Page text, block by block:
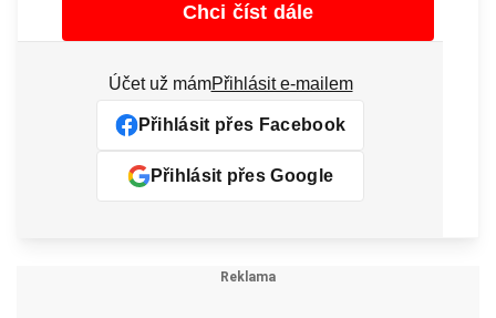
Chci číst dále
Účet už mámPřihlásit e-mailem
Přihlásit přes Facebook
Přihlásit přes Google